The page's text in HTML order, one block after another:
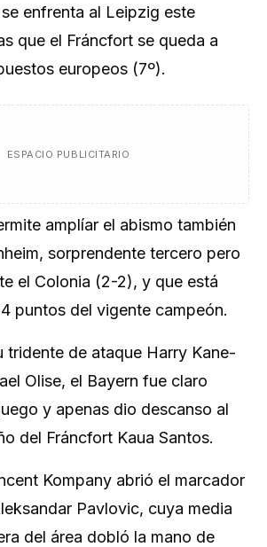
enfrenta al Leipzig este
que el Fráncfort se queda a
europeos (7º).
ESPACIO PUBLICITARIO
amplíar el abismo también
sorprendente tercero pero
el Colonia (2-2), y que está
puntos del vigente campeón.
tridente de ataque Harry Kane-
Olise, el Bayern fue claro
y apenas dio descanso al
del Fráncfort Kaua Santos.
Kompany abrió el marcador
Pavlovic, cuya media
del área dobló la mano de